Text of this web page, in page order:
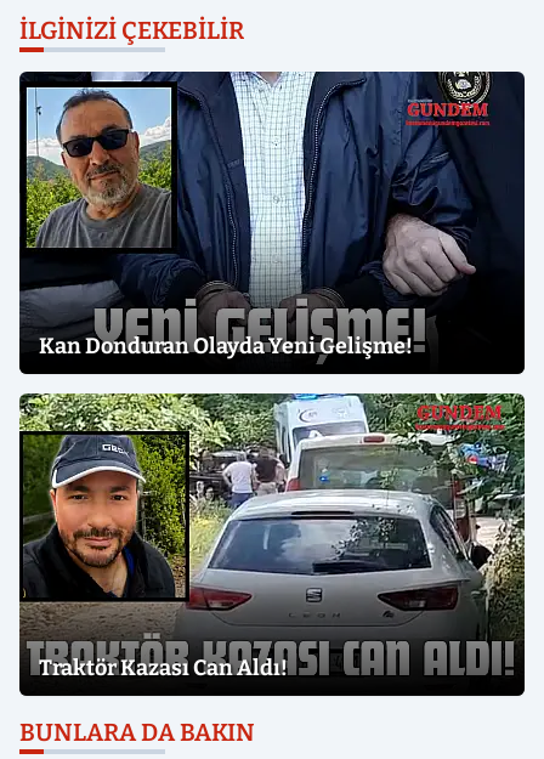
İLGINIZI ÇEKEBILIR
Kan Donduran Olayda Yeni Gelişme!
Traktör Kazası Can Aldı!
BUNLARA DA BAKIN